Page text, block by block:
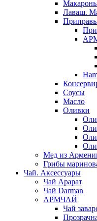
Лаваш.
Соусы
Масло
Оливки
Мед из
Грибы
Чай. Аксессуары
Чай Арарат
Чай Darman
АРМЧАЙ
Чай